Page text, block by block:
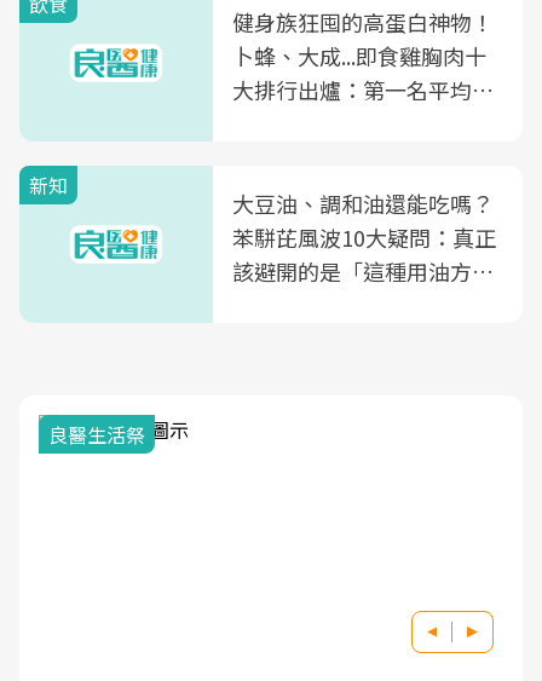
健身族狂囤的高蛋白神物！
卜蜂、大成...即食雞胸肉十
大排行出爐：第一名平均一
新知
大豆油、調和油還能吃嗎？
苯駢芘風波10大疑問：真正
該避開的是「這種用油方